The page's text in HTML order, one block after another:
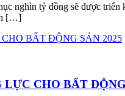
nghìn tỷ đồng sẽ được
[…]
CHO BẤT